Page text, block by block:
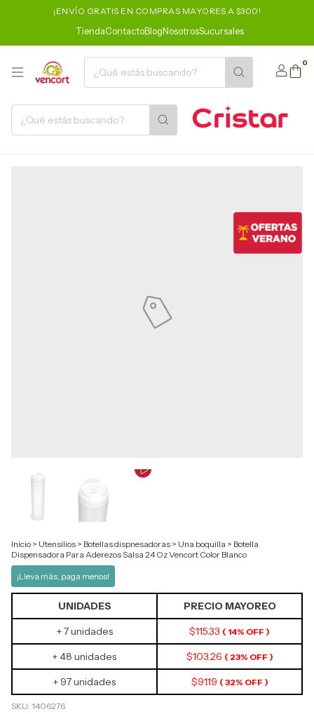
¡ENVÍO GRATIS EN COMPRAS MAYORES A $300!
TiendaContactoBlogNosotrosSucursales
0
Inicio > Utensilios > Botellas dispnesadoras > Una boquilla > Botella
Dispensadora Para Aderezos Salsa 24 Oz Vencort Color Blanco
¡Lleva más, paga menos!
PRECIO MAYOREO
UNIDADES
$115.33 ( 14% OFF )
+ 7 unidades
$103.26 ( 23% OFF )
+ 48 unidades
$91.19 ( 32% OFF )
+ 97 unidades
SKU: 1406276